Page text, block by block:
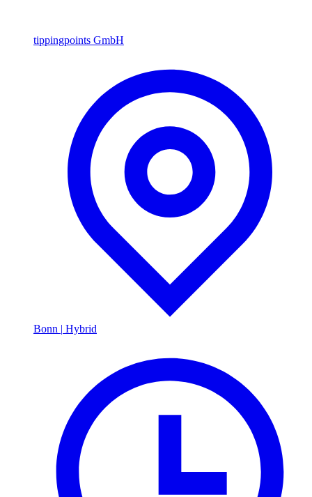
tippingpoints GmbH
Bonn | Hybrid